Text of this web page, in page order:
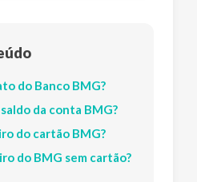
do Banco BMG?
da conta BMG?
do cartão BMG?
do BMG sem cartão?